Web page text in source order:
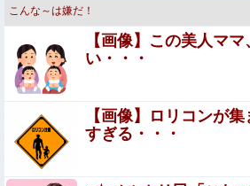
飲酒強要・スーパーで盗み・反社自
でも虚偽の金銭要求と暴力で脅され
をきっかけに恐怖の親戚と「永久絶
の安全を最優先にして大正解
【速報】専門家「イオンモール熊本
の”があったんだけど…」
【動画】高速道路を走行中の車から
る事故(ﾟoﾟ)
こんな～は嫌だ！
【画像】この美人マ
い・・・
【画像】ロリコンが
すぎる・・・